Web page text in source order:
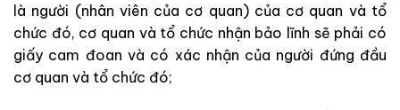
là người (nhân viên của cơ quan) của cơ quan và tổ
chức đó, cơ quan và tổ chức nhận bảo lĩnh sẽ phải có
giấy cam đoan và có xác nhận của người đứng đầu
cơ quan và tổ chức đó;